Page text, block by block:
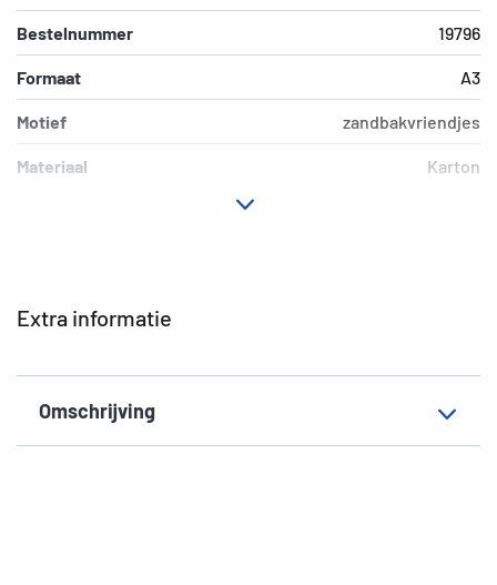
Extra informatie
Omschrijving
Bestelnummer 19796
Formaat A3
Motief zandbakvriendjes
Materiaal Karton